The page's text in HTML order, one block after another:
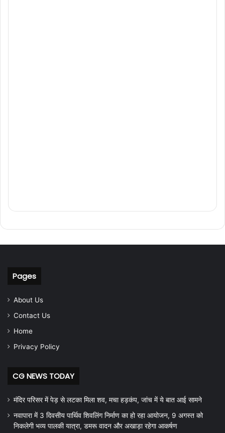
Pages
About Us
Contact Us
Home
Privacy Policy
CG NEWS TODAY
मंदिर परिसर में पेड़ से लटका मिला शव, मचा हड़कंप, जांच में ये बात आई सामने
नवापारा में 3 दिवसीय पार्थिव शिवलिंग निर्माण का हो रहा आयोजन, 9 अगस्त को
निकलेगी भव्य पालकी यात्रा, डमरू वादन और अखाड़ा रहेगा आकर्षण